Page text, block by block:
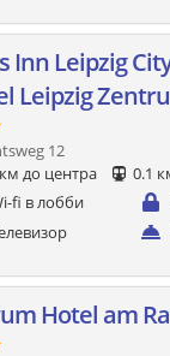
Inn Leipzig
Leipzig
12
до центра
0.1
fi в лобби
Hotel am